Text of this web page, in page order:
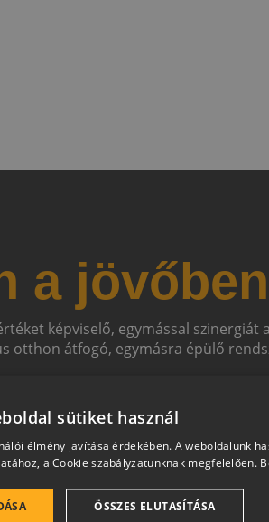
a jövőben
képviselő, egymással szinergiát
otthon átfogó, egymásra épülő
sütiket használ
élmény javítása érdekében. A weboldalunk
a Cookie szabályzatunknak megfelelően.
ÖSSZES ELUTASÍTÁSA